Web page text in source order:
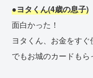
●ヨタくん(4歳の息子)
面白かった！
ヨタくん、お金をすぐ
でもお城のカードもら